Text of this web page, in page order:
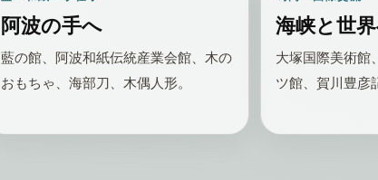
阿波の手へ
藍の館、阿波和紙伝統産業会館、木の
おもちゃ、海部刀、木偶人形。
海峡と世
大塚国際美術館
ツ館、賀川豊彦